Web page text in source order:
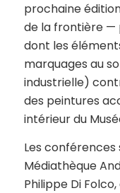
prochaine
de la frontière —
dont les
marquages au
industrielle)
des peintures
intérieur du
Les conférences
Médiathèque
Philippe Di